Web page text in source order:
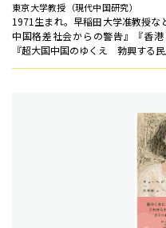
東京大学教授（現代中国研究）
1971生まれ。早稲田大学准教授
中国格差社会からの警告』『香
『超大国中国のゆくえ 勃興する